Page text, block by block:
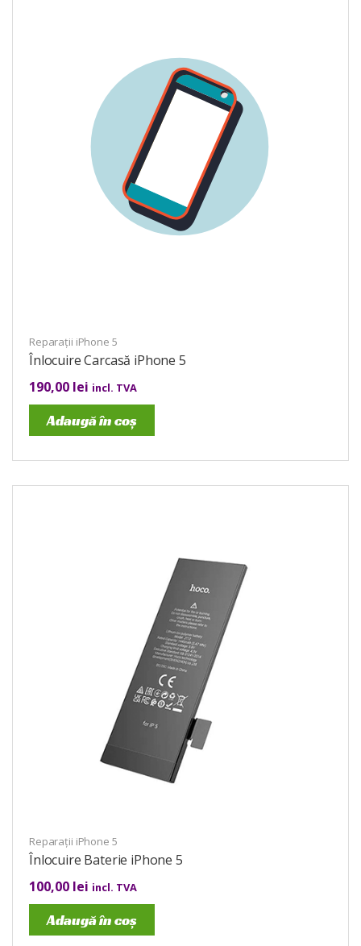
Reparații iPhone 5
Înlocuire Carcasă iPhone 5
190,00 lei incl. TVA
Adaugă în coș
Reparații iPhone 5
Înlocuire Baterie iPhone 5
100,00 lei incl. TVA
Adaugă în coș